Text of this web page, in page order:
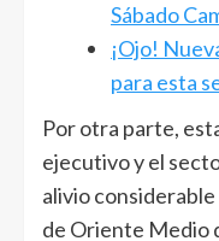
Sábado
¡Ojo!
para esta
Por otra parte,
ejecutivo y el
alivio
de Oriente Medio